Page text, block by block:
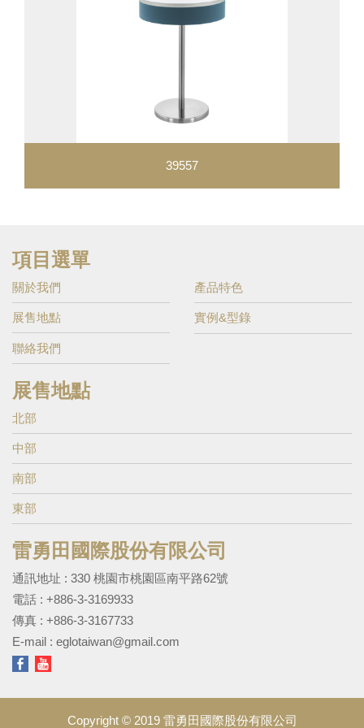
39557
項目選單
關於我們 產品特色
展售地點 實例&型錄
聯絡我們
展售地點
北部
中部
南部
東部
雷勇田國際股份有限公司
通訊地址 : 330 桃園市桃園區南平路62號
電話 : +886-3-3169933
傳真 : +886-3-3167733
E-mail : eglotaiwan@gmail.com
Copyright © 2019 雷勇田國際股份有限公司